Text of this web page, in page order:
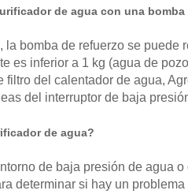
de agua con una
bomba de refuerzo se puede
es inferior a 1 kg (agua de
del calentador de agua,
del interruptor de baja
de agua?
de baja presión de agua o
determinar si hay un